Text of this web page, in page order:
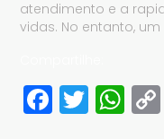
atendimento e a
vidas. No entanto, um
Twitter